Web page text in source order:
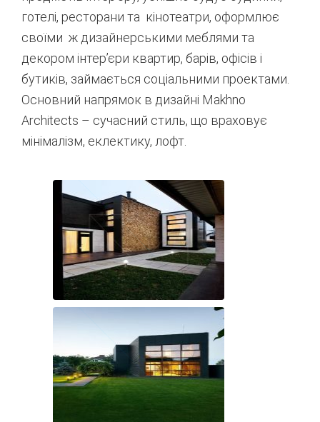
готелі, ресторани та кінотеатри, оформлює
своїми ж дизайнерськими меблями та
декором інтер’єри квартир, барів, офісів і
бутиків, займається соціальними проектами.
Основний напрямок в дизайні Makhno
Architects – сучасний стиль, що враховує
мінімалізм, еклектику, лофт.